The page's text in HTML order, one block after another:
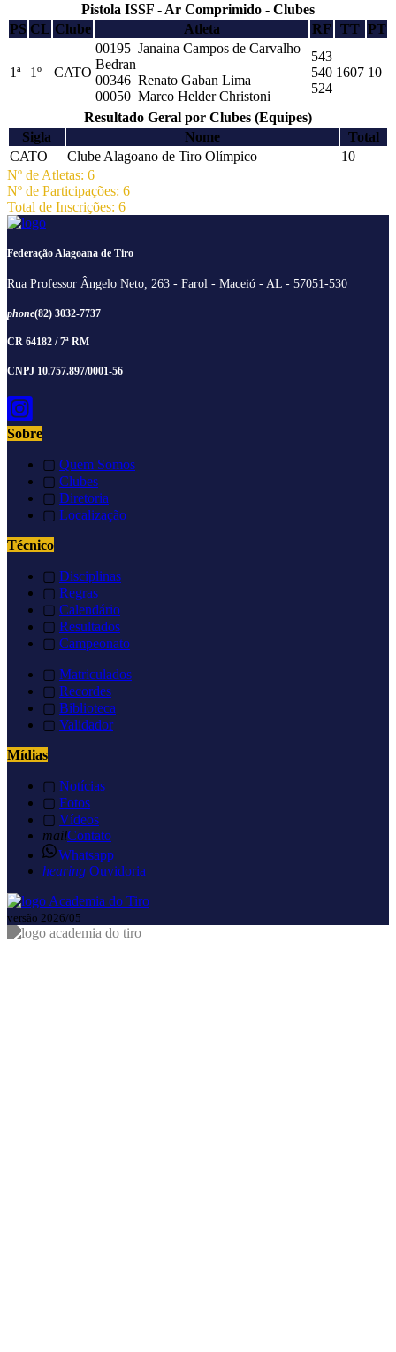
Pistola ISSF - Ar Comprimido - Clubes
PS CL Clube Atleta RF TT PT
1ª 1º CATO
00195 Janaina Campos de Carvalho
Bedran
00346 Renato Gaban Lima
00050 Marco Helder Christoni
543
540
524
1607 10
Resultado Geral por Clubes (Equipes)
Sigla
Nome
Total
CATO
Clube Alagoano de Tiro Olímpico
10
Nº de Atletas: 6
Nº de Participações: 6
Total de Inscrições: 6
Federação Alagoana de Tiro
Rua Professor Ângelo Neto, 263 - Farol - Maceió - AL - 57051-530
phone(82) 3032-7737
CR 64182 / 7ª RM
CNPJ 10.757.897/0001-56
Sobre
▢ Quem Somos
▢ Clubes
▢ Diretoria
▢ Localização
Técnico
▢ Disciplinas
▢ Regras
▢ Calendário
▢ Resultados
▢ Campeonato
▢ Matriculados
▢ Recordes
▢ Biblioteca
▢ Validador
Mídias
▢ Notícias
▢ Fotos
▢ Vídeos
mailContato
Whatsapp
hearing Ouvidoria
versão 2026/05